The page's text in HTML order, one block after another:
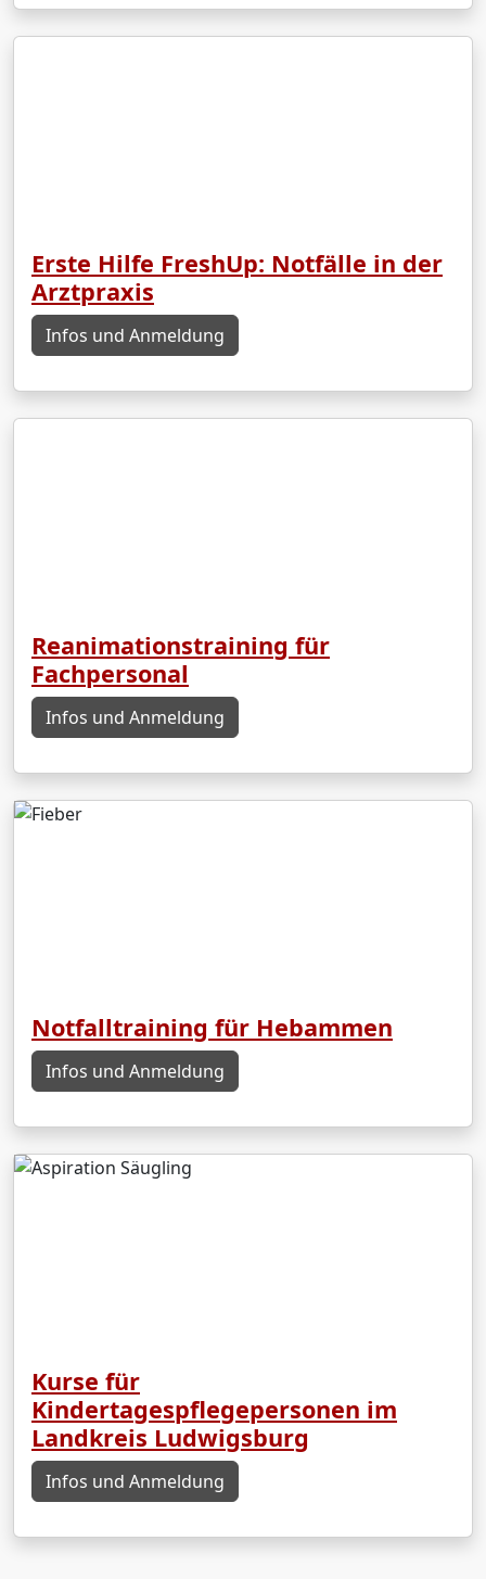
Erste Hilfe FreshUp: Notfälle in der
Arztpraxis
Infos und Anmeldung
Reanimationstraining für
Fachpersonal
Infos und Anmeldung
Notfalltraining für Hebammen
Infos und Anmeldung
Kurse für
Kindertagespflegepersonen im
Landkreis Ludwigsburg
Infos und Anmeldung